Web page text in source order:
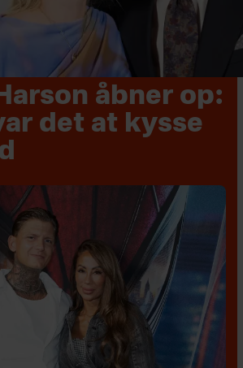
åbner op:
det at kysse